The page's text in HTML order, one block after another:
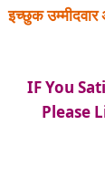
इच्छुक
IF You
Please